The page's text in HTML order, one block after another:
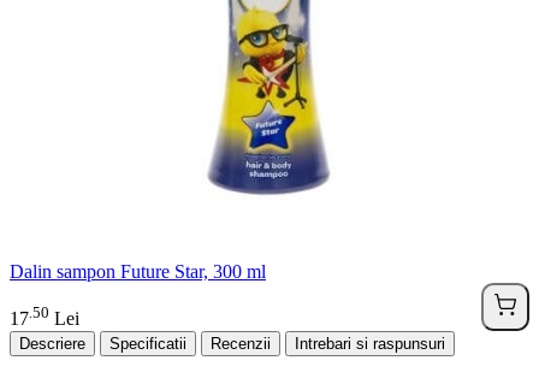
Dalin sampon Future Star, 300 ml
17 50 Lei
Descriere Specificatii Recenzii Intrebari si raspunsuri